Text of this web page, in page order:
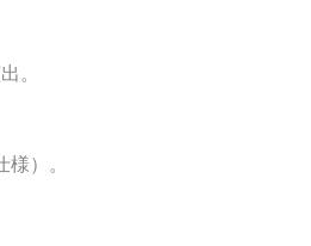
。
）。